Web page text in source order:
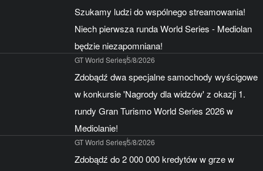
Szukamy ludzi do wspólnego streamowania!
Niech pierwsza runda World Series - Mediolan
będzie niezapomniana!
GT World Series5/8/2026
Zdobądź dwa specjalne samochody wyścigowe
w konkursie 'Nagrody dla widzów' z okazji 1.
rundy Gran Turismo World Series 2026 w
Mediolanie!
GT World Series5/8/2026
Zdobądź do 2 000 000 kredytów w grze w